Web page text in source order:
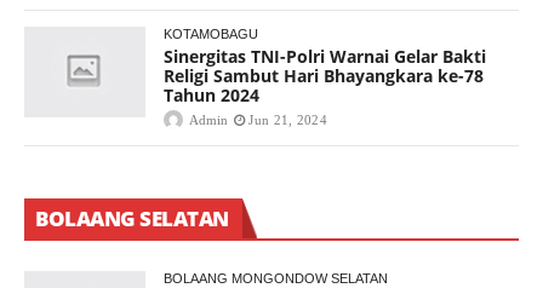
KOTAMOBAGU
Sinergitas TNI-Polri Warnai Gelar Bakti
Religi Sambut Hari Bhayangkara ke-78
Tahun 2024
Admin Jun 21, 2024
BOLAANG SELATAN
BOLAANG MONGONDOW SELATAN